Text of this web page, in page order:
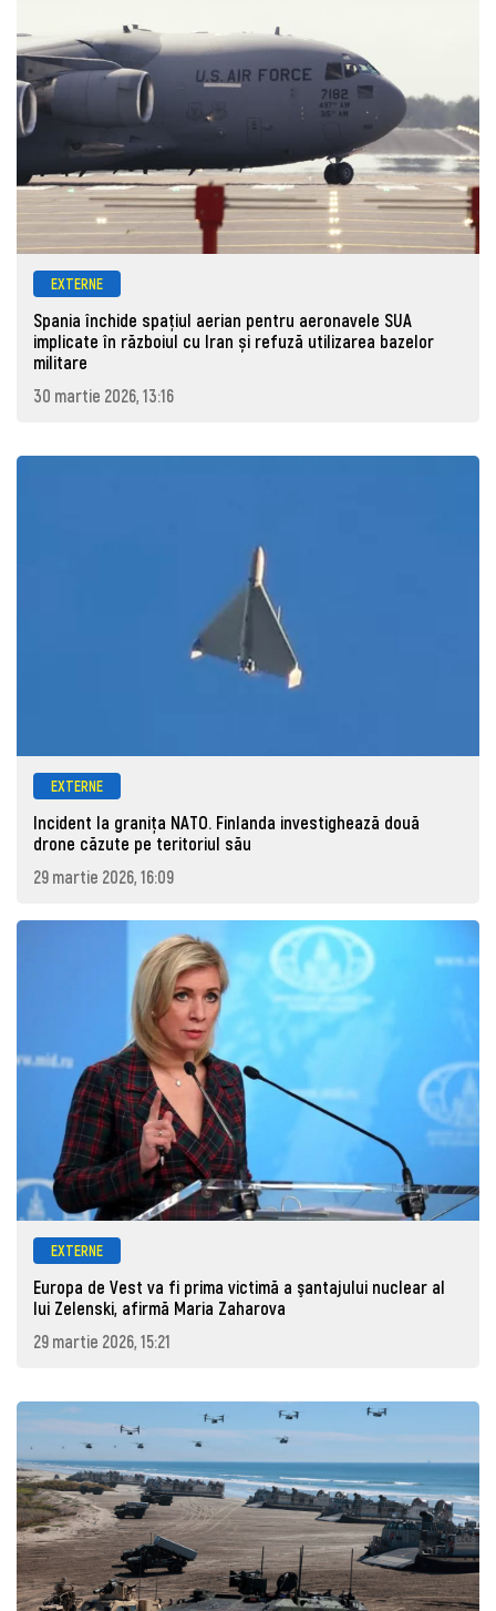
EXTERNE
Spania închide spațiul aerian pentru aeronavele SUA
implicate în războiul cu Iran și refuză utilizarea bazelor
militare
30 martie 2026, 13:16
EXTERNE
Incident la granița NATO. Finlanda investighează două
drone căzute pe teritoriul său
29 martie 2026, 16:09
EXTERNE
Europa de Vest va fi prima victimă a şantajului nuclear al
lui Zelenski, afirmă Maria Zaharova
29 martie 2026, 15:21